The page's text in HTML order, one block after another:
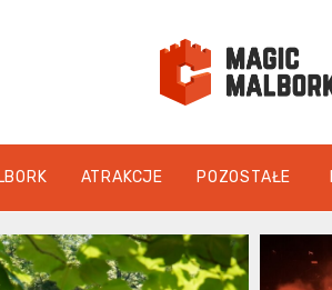
ATRAKCJE POZOSTAŁE